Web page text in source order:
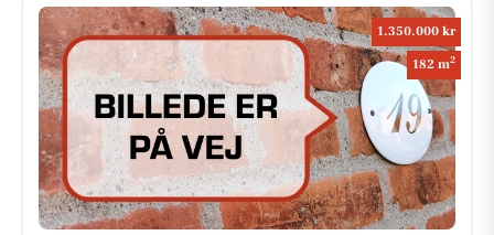
1.350.000 kr
182 m2